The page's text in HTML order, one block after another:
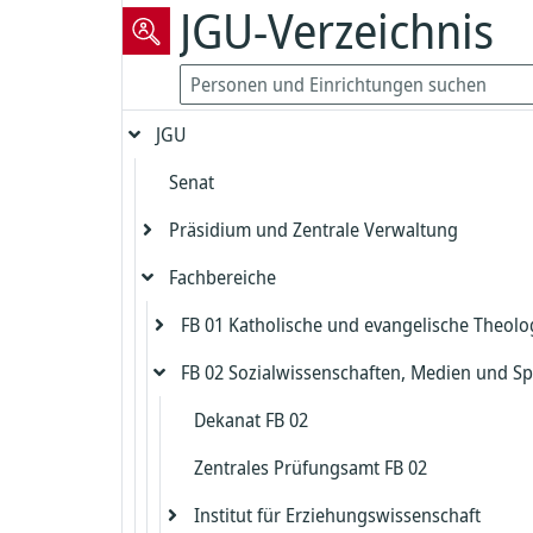
JGU-Verzeichnis
JGU
Senat
Präsidium und Zentrale Verwaltung
Präsident
Präsidialbereich
Gleichstellung und Diversität
Biologische Sicherheit und Strahlenschutz
Beauftragter für die Biologische
Strahlenschutz
Vizepräsident für Forschung und
Fachbereiche
FB 01 Katholische und evangelische
Evangelische Theologie
Dekanat Evangelische Theologie
Studienbüro und Prüfungsamt
Katholische Theologie
Dekanat Katholische Theologie
Abteilung Sprachen
Studienbüro und Prüfungsamt
FB 02 Sozialwissenschaften, Medien und
Dekanat FB 02
Zentrales Prüfungsamt FB 02
Institut für Erziehungswissenschaft